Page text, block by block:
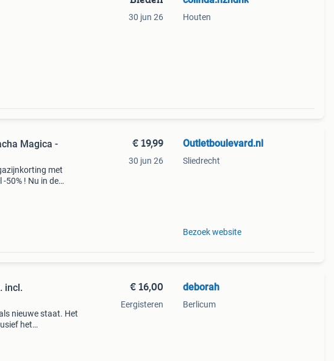
30 jun 26 Houten
Magica -
met
50% ! Nu in de
€ 19,99
30 jun 26
Outletboulevard.nl
Sliedrecht
Bezoek website
incl.
nieuwe staat. Het
het
€ 16,00
Eergisteren
deborah
Berlicum